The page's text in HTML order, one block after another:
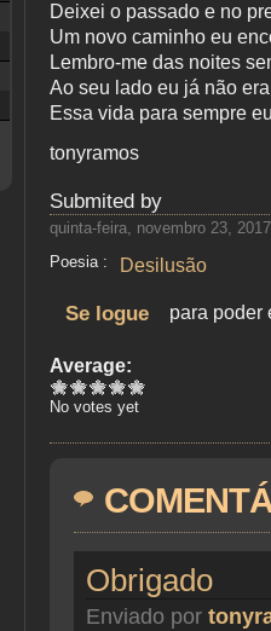
Deixei o passado e no
Um novo caminho eu
Lembro-me das noites
Ao seu lado eu já não
Essa vida para sempre
tonyramos
Submited by
quinta-feira, novembro 23,
Poesia :
Desilusão
Se logue para poder
Average:
No votes yet
Obrigado
Enviado por